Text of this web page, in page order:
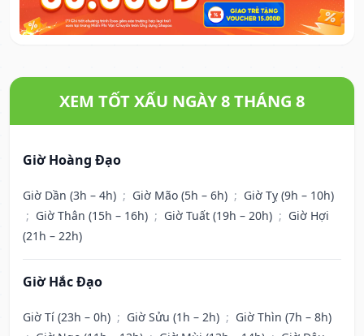
XEM TỐT XẤU NGÀY 8 THÁNG 8
Giờ Hoàng Đạo
Giờ Dần (3h – 4h) ; Giờ Mão (5h – 6h) ; Giờ Tỵ (9h – 10h)
; Giờ Thân (15h – 16h) ; Giờ Tuất (19h – 20h) ; Giờ Hợi
(21h – 22h)
Giờ Hắc Đạo
Giờ Tí (23h – 0h) ; Giờ Sửu (1h – 2h) ; Giờ Thìn (7h – 8h)